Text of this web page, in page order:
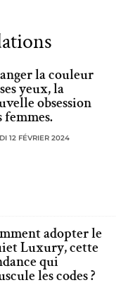
la couleur
yeux, la
obsession
femmes.
12 FÉVRIER 2024
adopter le
Luxury, cette
qui
les codes ?